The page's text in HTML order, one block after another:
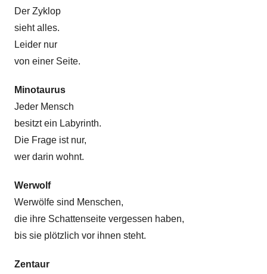
Der Zyklop
sieht alles.
Leider nur
von einer Seite.
Minotaurus
Jeder Mensch
besitzt ein Labyrinth.
Die Frage ist nur,
wer darin wohnt.
Werwolf
Werwölfe sind Menschen,
die ihre Schattenseite vergessen haben,
bis sie plötzlich vor ihnen steht.
Zentaur